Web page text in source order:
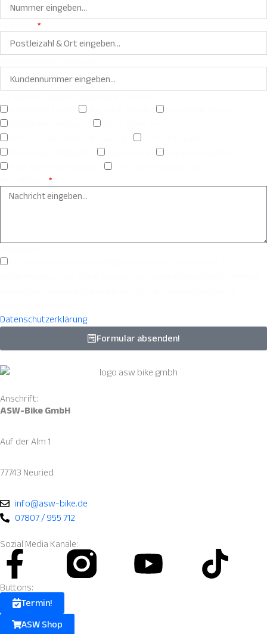
Datenschutzerklärung
Formular absenden!
Anschrift:
ASW-Bike GmbH
Auf der Alm 1
77743 Neuried
info@asw-bike.de
07807 / 955 712
Sozial Media Kanäle:
Facebook-
f
Instagram
Youtube
Buttons:
Termin!
ASW Shop